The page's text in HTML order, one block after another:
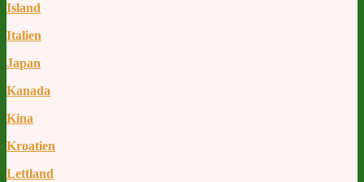
Island
Italien
Japan
Kanada
Kina
Kroatien
Lettland